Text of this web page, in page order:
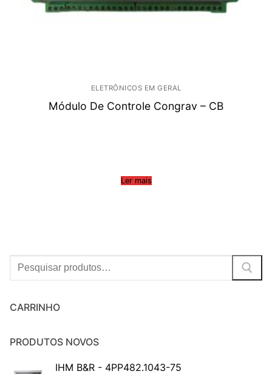
ELETRÔNICOS EM GERAL
Módulo De Controle Congrav – CB
Ler mais
Procurar:
CARRINHO
PRODUTOS NOVOS
IHM B&R - 4PP482.1043-75